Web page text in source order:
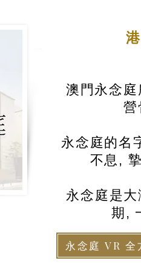
澳門永念
營
永念庭的名
不息,
永念庭是
期,
永念庭 VR 全